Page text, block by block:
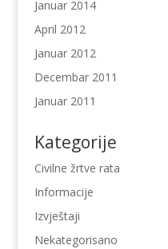
Januar 2014
April 2012
Januar 2012
Decembar 2011
Januar 2011
Kategorije
Civilne žrtve rata
Informacije
Izvještaji
Nekategorisano